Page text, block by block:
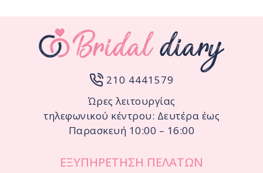
210 4441579
Ώρες λειτουργίας
τηλεφωνικού κέντρου: Δευτέρα έως
Παρασκευή 10:00 – 16:00
ΕΞΥΠΗΡΕΤΗΣΗ ΠΕΛΑΤΩΝ